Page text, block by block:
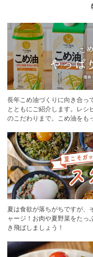
長年こめ油づくりに向き合っ
とともにご紹介します。レ
のこだわりまで。こめ油をも
夏は食欲が落ちがちですが、
ャージ！お肉や夏野菜をたっ
き飛ばしましょう！